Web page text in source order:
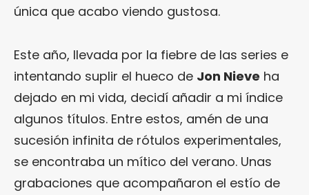
única que acabo viendo gustosa.
Este año, llevada por la fiebre de las series e
intentando suplir el hueco de Jon Nieve ha
dejado en mi vida, decidí añadir a mi índice
algunos títulos. Entre estos, amén de una
sucesión infinita de rótulos experimentales,
se encontraba un mítico del verano. Unas
grabaciones que acompañaron el estío de